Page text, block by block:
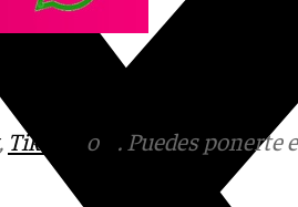
, Tik Tok o
. Puedes ponerte